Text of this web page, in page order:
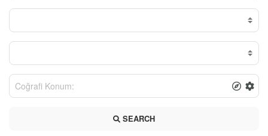
SEARCH